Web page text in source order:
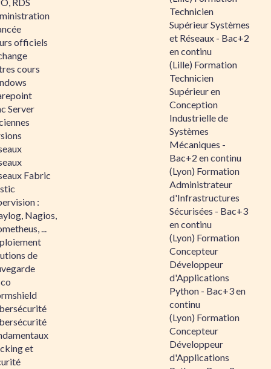
officiels
cours
Server
Fabric
:
Nagios,
...
de
et
Technicien
Supérieur Systèmes
et Réseaux - Bac+2
en continu
(Lille) Formation
Technicien
Supérieur en
Conception
Industrielle de
Systèmes
Mécaniques -
Bac+2 en continu
(Lyon) Formation
Administrateur
d'Infrastructures
Sécurisées - Bac+3
en continu
(Lyon) Formation
Concepteur
Développeur
d'Applications
Python - Bac+3 en
continu
(Lyon) Formation
Concepteur
Développeur
d'Applications